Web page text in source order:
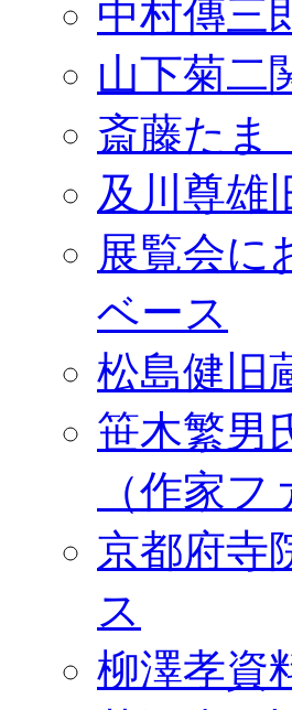
中村傳三
山下菊二
斎藤た
及川尊雄
展覧会に
ベース
松島健旧
笹木繁男
（作家フ
京都府寺
ス
柳澤孝資